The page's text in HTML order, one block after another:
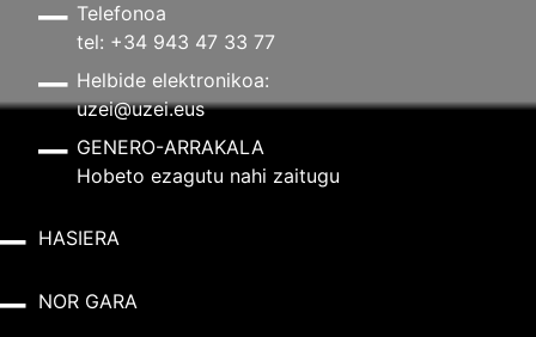
Telefonoa
tel: +34 943 47 33 77
Helbide elektronikoa:
uzei@uzei.eus
GENERO-ARRAKALA
Hobeto ezagutu nahi zaitugu
HASIERA
NOR GARA